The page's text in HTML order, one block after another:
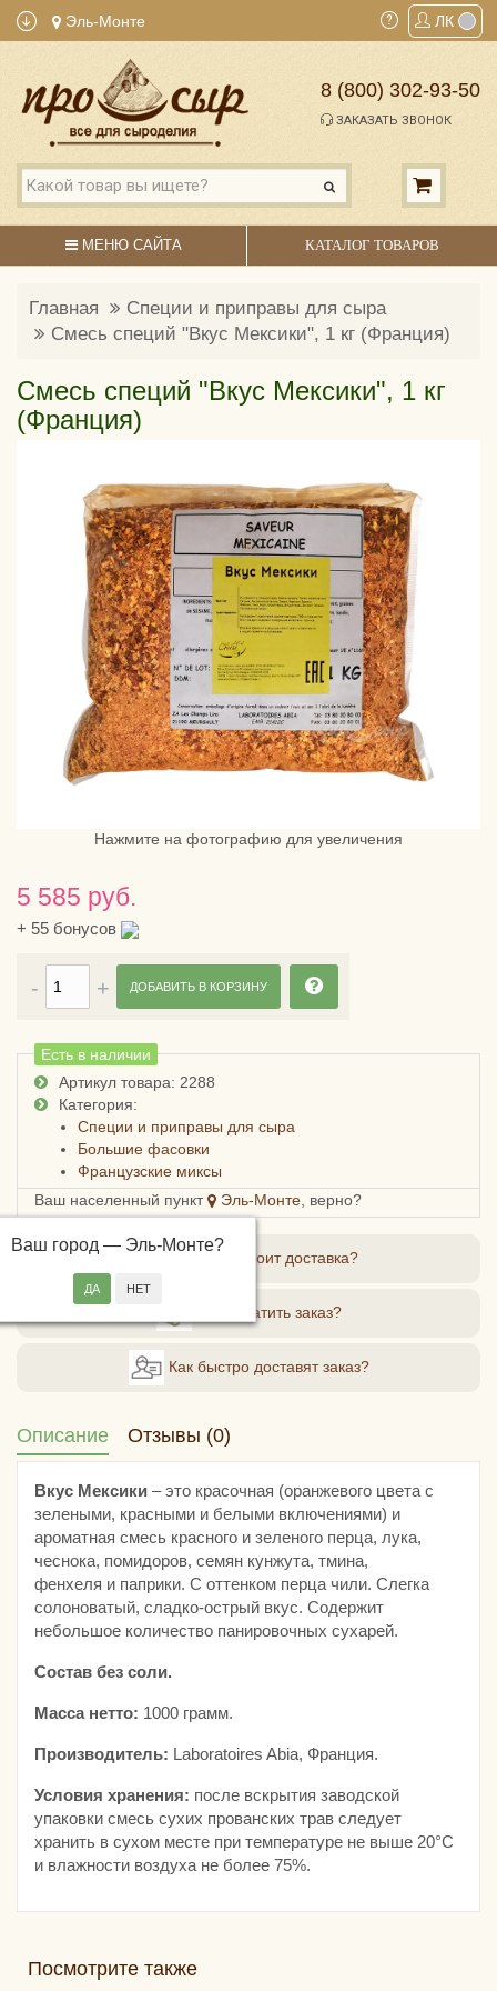
Эль-Монте ЛК
8 (800) 302-93-50
ЗАКАЗАТЬ ЗВОНОК
МЕНЮ САЙТА КАТАЛОГ ТОВАРОВ
Главная
Специи и приправы для сыра
Смесь специй "Вкус Мексики", 1 кг (Франция)
Смесь специй "Вкус Мексики", 1 кг
(Франция)
Нажмите на фотографию для увеличения
5 585 руб.
+ 55 бонусов
Есть в наличии
Артикул товара: 2288
Категория:
Специи и приправы для сыра
Большие фасовки
Французские миксы
Ваш населенный пункт
Эль-Монте , верно?
Ваш город — Эль-Монте?
ДОБАВИТЬ В КОРЗИНУ
Сколько стоит доставка?
Как оплатить заказ?
Как быстро доставят заказ?
Описание Отзывы (0)
Вкус Мексики – это красочная (оранжевого цвета с
зелеными, красными и белыми включениями) и
ароматная смесь красного и зеленого перца, лука,
чеснока, помидоров, семян кунжута, тмина,
фенхеля и паприки. С оттенком перца чили. Слегка
солоноватый, сладко-острый вкус. Содержит
небольшое количество панировочных сухарей.
Состав без соли.
Масса нетто: 1000 грамм.
Производитель: Laboratoires Abia, Франция.
Условия хранения: после вскрытия заводской
упаковки смесь сухих прованских трав следует
хранить в сухом месте при температуре не выше 20°С
и влажности воздуха не более 75%.
Посмотрите также